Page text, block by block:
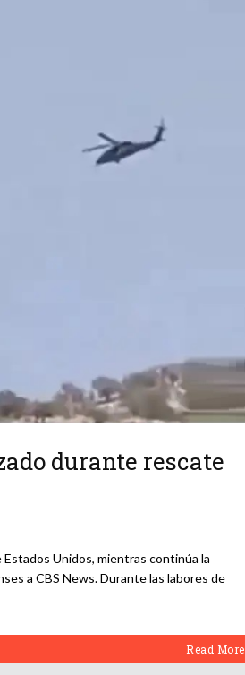
durante rescate
Unidos, mientras continúa la
a CBS News. Durante las labores de
Read More